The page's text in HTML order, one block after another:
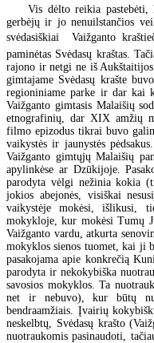
Vis dėlto reikia pastebėti,
gerbėjų ir jo nenuilstančios
svėdasiškiai  Vaižganto
paminėtas Svėdasų kraštas.
rajono ir netgi ne iš
gimtajame Svėdasų krašte
regioniniame parke ir dar kai
Vaižganto gimtasis Malaišių
etnografinių, dar XIX amžių
filmo epizodus tikrai buvo
vaikystės ir jaunystės
Vaižganto gimtųjų Malaišių
apylinkėse ar Dzūkijoje.
parodyta vėlgi nežinia kokia
jokios abejonės, visiškai
vaikystėje mokėsi, išlikusi,
mokykloje, kur mokėsi Tumų
Vaižganto vardu, atkurta
mokyklos sienos tuomet, kai ji
pasakojama apie konkrečią
parodyta ir nekokybiška
savosios mokyklos. Ta
net ir nebuvo), kur būtų
bendraamžiais. Įvairių
neskelbtų, Svėdasų krašto
nuotraukomis pasinaudoti,